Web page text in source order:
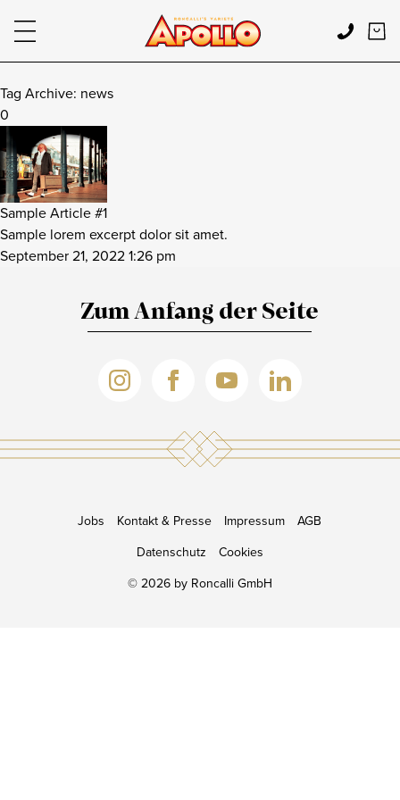
SHOWS & TICKETS
IHR BESUCH
SAALPLAN
EVENT LOCATION
ÜBER UNS
TICKETS
Tag Archive: news
0
Sample Article #1
Sample lorem excerpt dolor sit amet.
September 21, 2022 1:26 pm
Zum Anfang der Seite
Jobs Kontakt & Presse Impressum
AGB
Datenschutz
Cookies
© 2026 by Roncalli GmbH